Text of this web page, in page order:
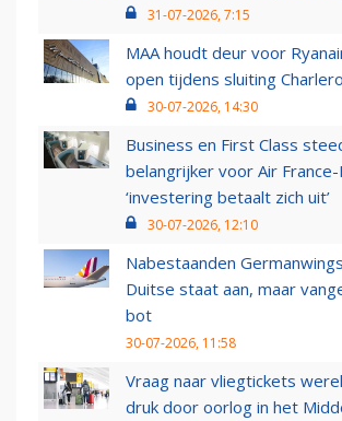
31-07-2026, 7:15
MAA houdt deur voor
open tijdens sluiting
30-07-2026, 14:30
Business en First Class
belangrijker voor Air France-
‘investering betaalt zich uit’
30-07-2026, 12:10
Nabestaanden
Duitse staat aan, maar
bot
30-07-2026, 11:58
Vraag naar vliegtickets
druk door oorlog in het